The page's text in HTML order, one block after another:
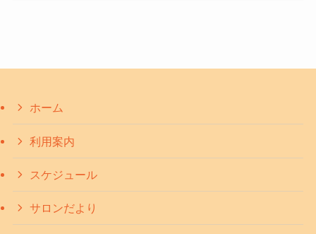
ホーム
利用案内
スケジュール
サロンだより